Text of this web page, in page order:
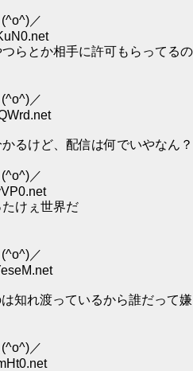
／
らとか相手に許可もらってるの
／
るけど、配信は何でいやなん？
／
けぇ世界だ
／
知れ渡っているから誰だって嫌
／